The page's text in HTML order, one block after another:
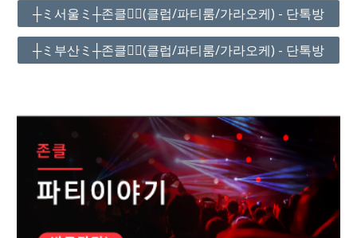
┼ミ서울ミ┼존클❤️‍🔥(클럽/파티룸/가라오케) - 단톡방
┼ミ부산ミ┼존클❤️‍🔥(클럽/파티룸/가라오케) - 단톡방